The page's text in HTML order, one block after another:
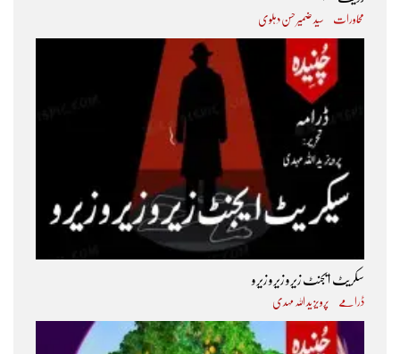
محاورات سید ضمیر حسن دہلوی
سکریٹ ایجنٹ زیرو زیرو زیرو
ڈرامے پرویز ید اللہ مہدی